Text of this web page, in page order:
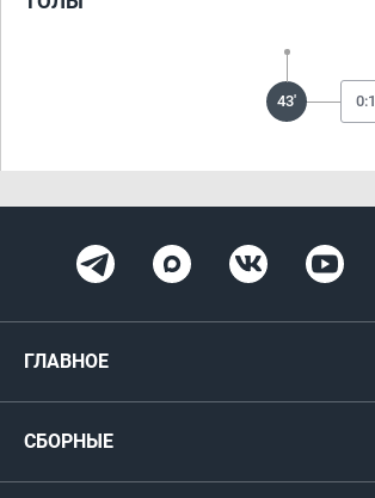
43' 0:1
ГЛАВНОЕ
СБОРНЫЕ